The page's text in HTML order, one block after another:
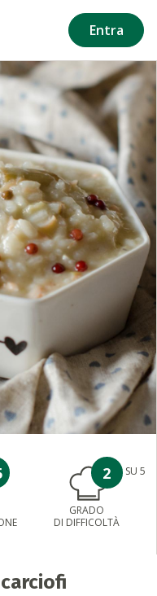
Entra
2 SU 5
GRADO
DI DIFFICOLTÀ